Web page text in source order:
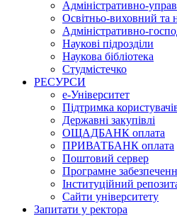
Адміністративно-
Освітньо-виховний та
Адміністративно-
Наукові підрозділи
Наукова бібліотека
Студмістечко
РЕСУРСИ
е-Університет
Підтримка
Державні закупівлі
ОЩАДБАНК оплата
ПРИВАТБАНК оплата
Поштовий сервер
Програмне
Інституційний
Сайти університету
Запитати у ректора